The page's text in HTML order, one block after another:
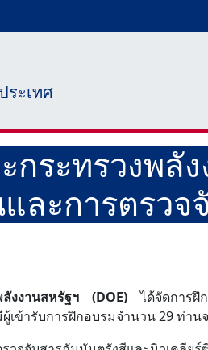
ระเทศ
กระทรวงพลั
ละการตรว
ลังงานสหรัฐฯ (DOE) ได้จัดการฝึ
ข้ารับการฝึกอบรมจำนวน 29 ท่าน